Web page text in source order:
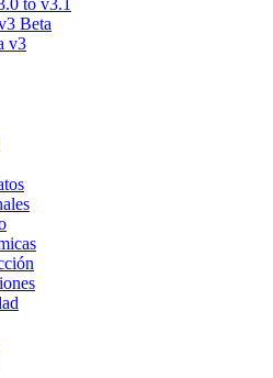
to v3.1
Beta
v3